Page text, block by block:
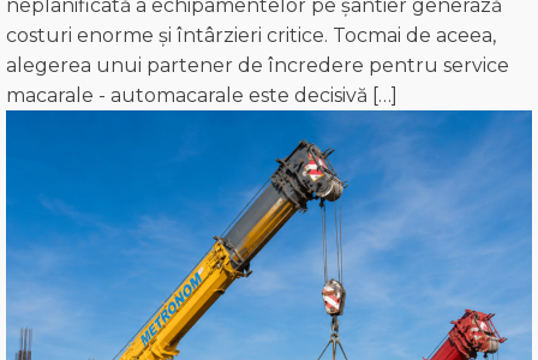
neplanificată a echipamentelor pe șantier generază
costuri enorme și întârzieri critice. Tocmai de aceea,
alegerea unui partener de încredere pentru service
macarale - automacarale este decisivă […]